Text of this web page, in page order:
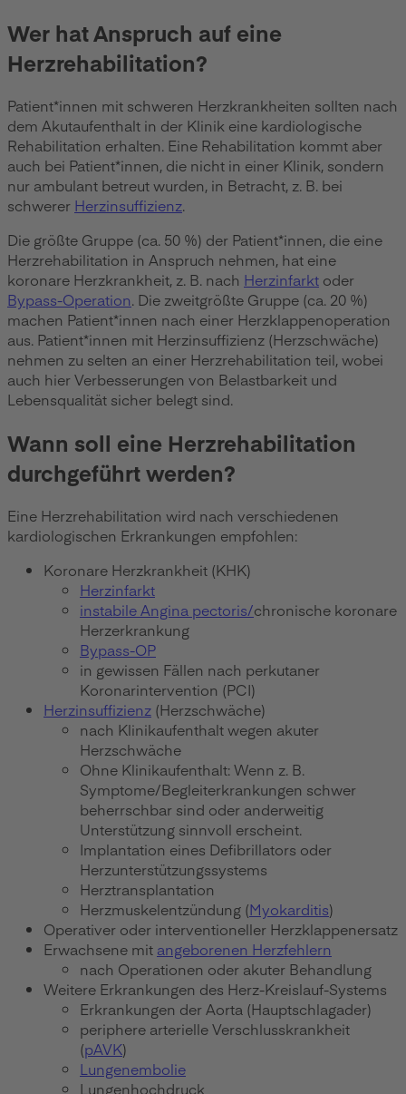
Wer hat Anspruch auf eine
Herzrehabilitation?
Patient*innen mit schweren Herzkrankheiten sollten nach
dem Akutaufenthalt in der Klinik eine kardiologische
Rehabilitation erhalten. Eine Rehabilitation kommt aber
auch bei Patient*innen, die nicht in einer Klinik, sondern
nur ambulant betreut wurden, in Betracht, z. B. bei
schwerer Herzinsuffizienz.
Die größte Gruppe (ca. 50 %) der Patient*innen, die eine
Herzrehabilitation in Anspruch nehmen, hat eine
koronare Herzkrankheit, z. B. nach Herzinfarkt oder
Bypass-Operation. Die zweitgrößte Gruppe (ca. 20 %)
machen Patient*innen nach einer Herzklappenoperation
aus. Patient*innen mit Herzinsuffizienz (Herzschwäche)
nehmen zu selten an einer Herzrehabilitation teil, wobei
auch hier Verbesserungen von Belastbarkeit und
Lebensqualität sicher belegt sind.
Wann soll eine Herzrehabilitation
durchgeführt werden?
Eine Herzrehabilitation wird nach verschiedenen
kardiologischen Erkrankungen empfohlen:
Koronare Herzkrankheit (KHK)
Herzinfarkt
instabile Angina pectoris/chronische koronare
Herzerkrankung
Bypass-OP
in gewissen Fällen nach perkutaner
Koronarintervention (PCI)
Herzinsuffizienz (Herzschwäche)
nach Klinikaufenthalt wegen akuter
Herzschwäche
Ohne Klinikaufenthalt: Wenn z. B.
Symptome/Begleiterkrankungen schwer
beherrschbar sind oder anderweitig
Unterstützung sinnvoll erscheint.
Implantation eines Defibrillators oder
Herzunterstützungssystems
Herztransplantation
Herzmuskelentzündung (Myokarditis)
Operativer oder interventioneller Herzklappenersatz
Erwachsene mit angeborenen Herzfehlern
nach Operationen oder akuter Behandlung
Weitere Erkrankungen des Herz-Kreislauf-Systems
Erkrankungen der Aorta (Hauptschlagader)
periphere arterielle Verschlusskrankheit
(pAVK)
Lungenembolie
Lungenhochdruck